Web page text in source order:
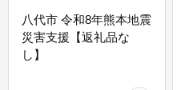
八代市 令和8年熊本地震
災害支援【返礼品な
し】